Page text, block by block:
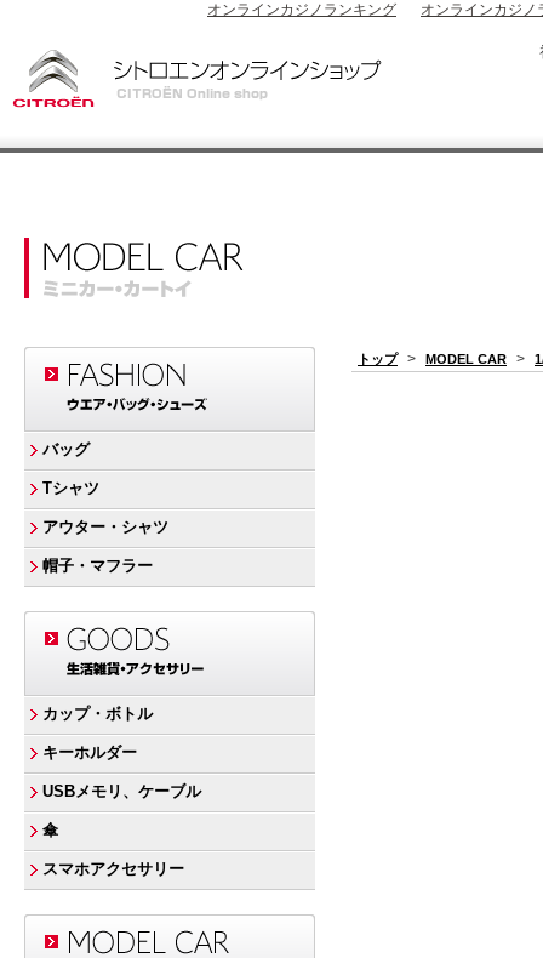
オンラインカジノランキング オンラインカジノ
バッグ
Tシャツ
アウター・シャツ
帽子・マフラー
カップ・ボトル
キーホルダー
USBメモリ、ケーブル
傘
スマホアクセサリー
トップ > MODEL CAR >